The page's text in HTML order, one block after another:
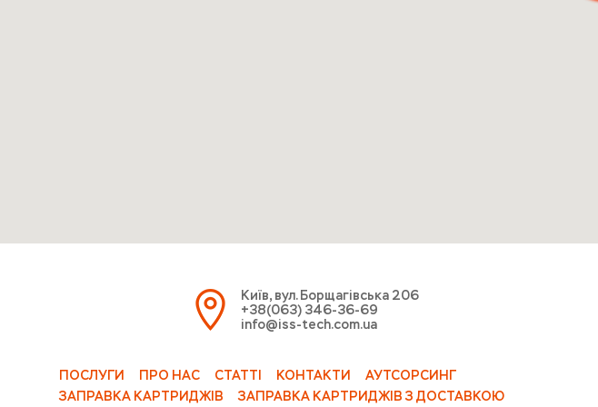
Київ, вул. Борщагівська 206
+38(063) 346-36-69
info@iss-tech.com.ua
ПОСЛУГИ ПРО НАС СТАТТІ КОНТАКТИ
АУТСОРСИНГ
ЗАПРАВКА КАРТРИДЖІВ
ЗАПРАВКА КАРТРИДЖІВ З ДОСТАВКОЮ